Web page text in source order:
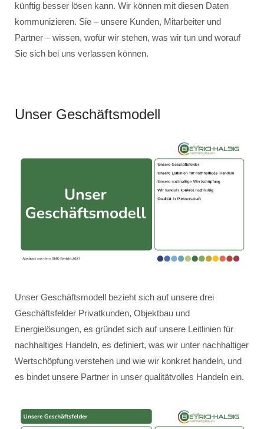
künftig besser lösen kann. Wir können mit diesen Daten
kommunizieren. Sie – unsere Kunden, Mitarbeiter und
Partner – wissen, wofür wir stehen, was wir tun und worauf
Sie sich bei uns verlassen können.
Unser Geschäftsmodell
Unser Geschäftsmodell bezieht sich auf unsere drei
Geschäftsfelder Privatkunden, Objektbau und
Energielösungen, es gründet sich auf unsere Leitlinien für
nachhaltiges Handeln, es definiert, was wir unter nachhaltiger
Wertschöpfung verstehen und wie wir konkret handeln, und
es bindet unsere Partner in unser qualitätvolles Handeln ein.